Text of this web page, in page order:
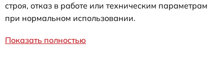
строя, отказ в работе или техническим параметрам
при нормальном использовании.
Показать полностью